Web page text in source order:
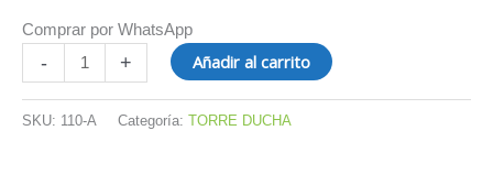
Comprar por WhatsApp
- + Añadir al carrito
SKU: 110-A Categoría: TORRE DUCHA